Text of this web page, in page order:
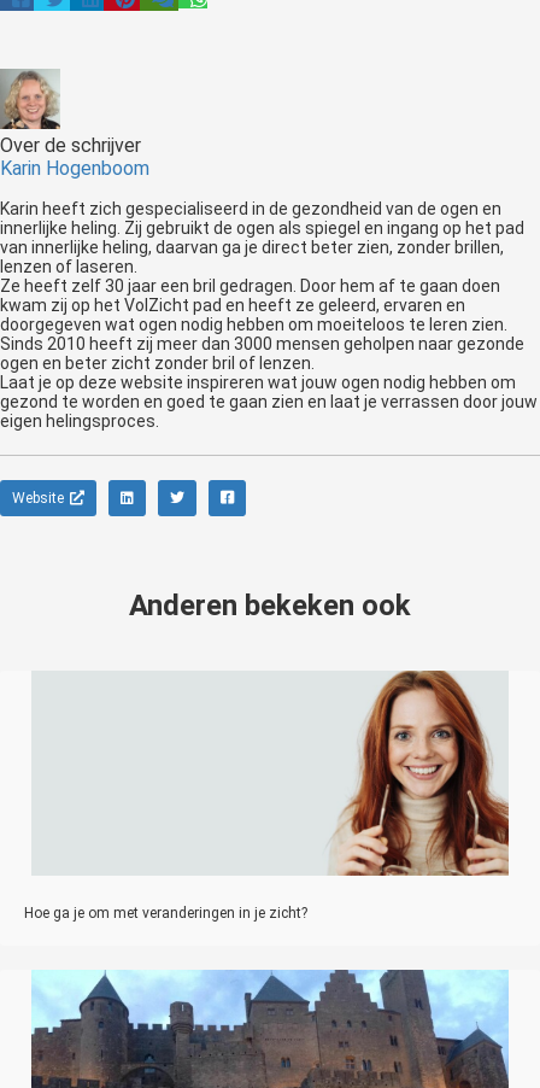
Over de schrijver
Karin Hogenboom
Karin heeft zich gespecialiseerd in de gezondheid van de ogen en
innerlijke heling. Zij gebruikt de ogen als spiegel en ingang op het pad
van innerlijke heling, daarvan ga je direct beter zien, zonder brillen,
lenzen of laseren.
Ze heeft zelf 30 jaar een bril gedragen. Door hem af te gaan doen
kwam zij op het VolZicht pad en heeft ze geleerd, ervaren en
doorgegeven wat ogen nodig hebben om moeiteloos te leren zien.
Sinds 2010 heeft zij meer dan 3000 mensen geholpen naar gezonde
ogen en beter zicht zonder bril of lenzen.
Laat je op deze website inspireren wat jouw ogen nodig hebben om
gezond te worden en goed te gaan zien en laat je verrassen door jouw
eigen helingsproces.
Website
Anderen bekeken ook
Hoe ga je om met veranderingen in je zicht?